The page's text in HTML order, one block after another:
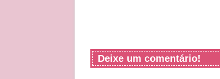
Deixe um comentário!